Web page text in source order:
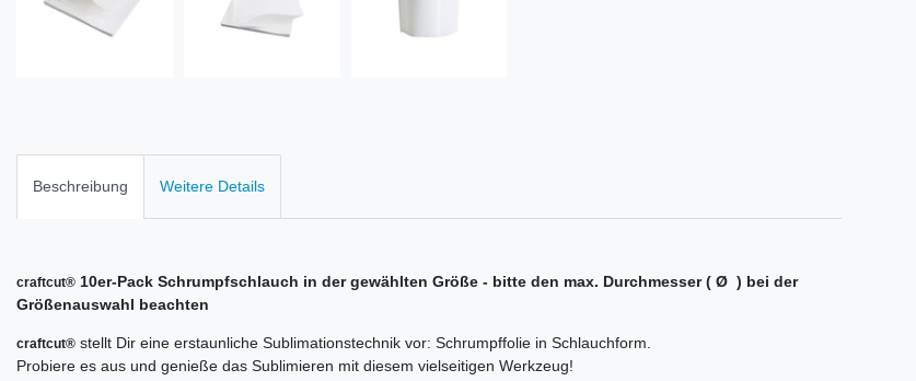
Beschreibung Weitere Details
craftcut® 10er-Pack Schrumpfschlauch in der gewählten Größe - bitte den max. Durchmesser ( Ø ) bei der
Größenauswahl beachten
craftcut® stellt Dir eine erstaunliche Sublimationstechnik vor: Schrumpffolie in Schlauchform.
Probiere es aus und genieße das Sublimieren mit diesem vielseitigen Werkzeug!